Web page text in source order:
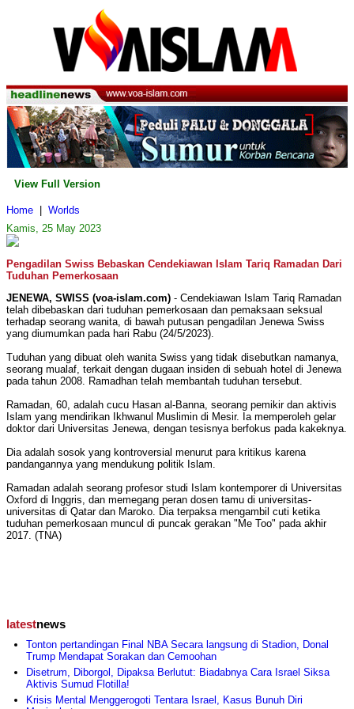
View Full Version
Home
Worlds
Kamis, 25 May 2023
Pengadilan Swiss Bebaskan Cendekiawan Islam Tariq Ramadan Dari
Tuduhan Pemerkosaan
JENEWA, SWISS (voa-islam.com) - Cendekiawan Islam Tariq Ramadan
telah dibebaskan dari tuduhan pemerkosaan dan pemaksaan seksual
terhadap seorang wanita, di bawah putusan pengadilan Jenewa Swiss
yang diumumkan pada hari Rabu (24/5/2023).
Tuduhan yang dibuat oleh wanita Swiss yang tidak disebutkan namanya,
seorang mualaf, terkait dengan dugaan insiden di sebuah hotel di Jenewa
pada tahun 2008. Ramadhan telah membantah tuduhan tersebut.
Ramadan, 60, adalah cucu Hasan al-Banna, seorang pemikir dan aktivis
Islam yang mendirikan Ikhwanul Muslimin di Mesir. Ia memperoleh gelar
doktor dari Universitas Jenewa, dengan tesisnya berfokus pada kakeknya.
Dia adalah sosok yang kontroversial menurut para kritikus karena
pandangannya yang mendukung politik Islam.
Ramadan adalah seorang profesor studi Islam kontemporer di Universitas
Oxford di Inggris, dan memegang peran dosen tamu di universitas-
universitas di Qatar dan Maroko. Dia terpaksa mengambil cuti ketika
tuduhan pemerkosaan muncul di puncak gerakan "Me Too" pada akhir
2017. (TNA)
latestnews
Tonton pertandingan Final NBA Secara langsung di Stadion, Donal
Trump Mendapat Sorakan dan Cemoohan
Disetrum, Diborgol, Dipaksa Berlutut: Biadabnya Cara Israel Siksa
Aktivis Sumud Flotilla!
Krisis Mental Menggerogoti Tentara Israel, Kasus Bunuh Diri